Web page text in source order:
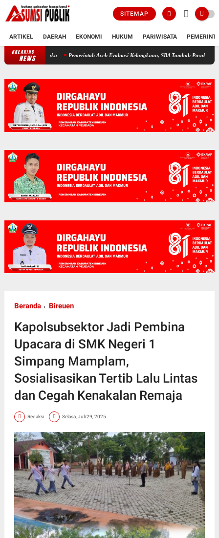
SITEMAP
ARTIKEL DAERAH EKONOMI HUKUM PARIWISATA
BREAKING
NEWS Pemerintah Aceh Evaluasi Kelangkaan, SBA Tambah Pasokan Semen
Beranda Bireuen
Kapolsubsektor Jadi Pembina
Upacara di SMK Negeri 1
Simpang Mamplam,
Sosialisasikan Tertib Lalu Lintas
dan Cegah Kenakalan Remaja
Redaksi Selasa, Juli 29, 2025